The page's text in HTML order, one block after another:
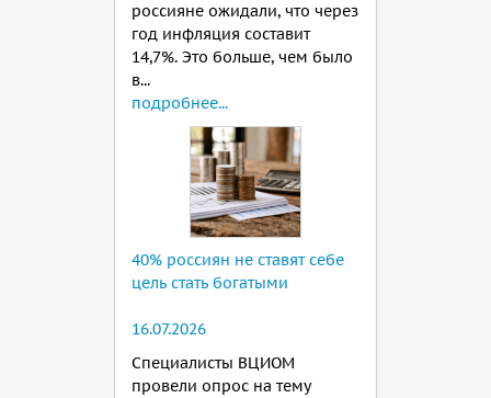
россияне ожидали, что через
год инфляция составит
14,7%. Это больше, чем было
в...
подробнее...
40% россиян не ставят себе
цель стать богатыми
16.07.2026
Специалисты ВЦИОМ
провели опрос на тему